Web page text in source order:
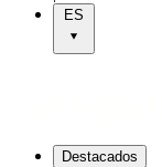
ES
Destacados